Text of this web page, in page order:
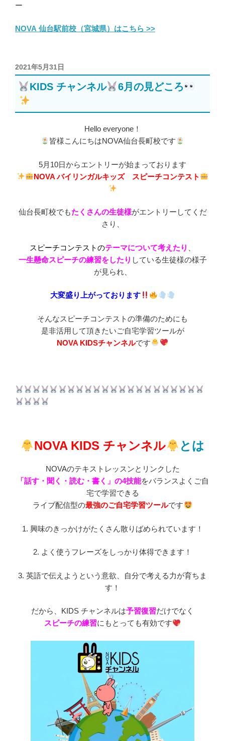
ー
NOVA 仙台駅前校（宮城県）はこちら >>
投
稿
日:
2021年5月31日
KIDS チャンネル 6月の見どころ
Hello everyone！
皆様こんにちはNOVA仙台長町校です
5月10日からエントリーが始まっております
NOVA バイリンガルキッズ スピーチコンテスト
仙台長町校でもたくさんの生徒様がエントリーしてくだ
さり、
スピーチコンテストのテーマについて考えたり
一生懸命スピーチの練習をしたり している生徒様の様子
が見られ、
大変盛り上がっております
そんなスピーチコンテストの準備のためにも
是非活用して頂きたいご自宅学習ツールが
NOVA KIDSチャンネルです
NOVA KIDS チャンネル とは
NOVAのテキストレッスンとリンクした
「話す・聞く・読む・書く」の4技能をバランスよくご自
宅で学習できる
ライブ配信型の最強のご自宅学習ツールです
1. 興味のきっかけがたくさん散りばめられています！
2. よく使うフレーズをしっかり体得できます！
3. 英語で伝えようという意欲、自分で考える力が育ちま
す！
だから、KIDS チャンネルは予習復習だけでなく
スピーチの練習にもとっても有効です